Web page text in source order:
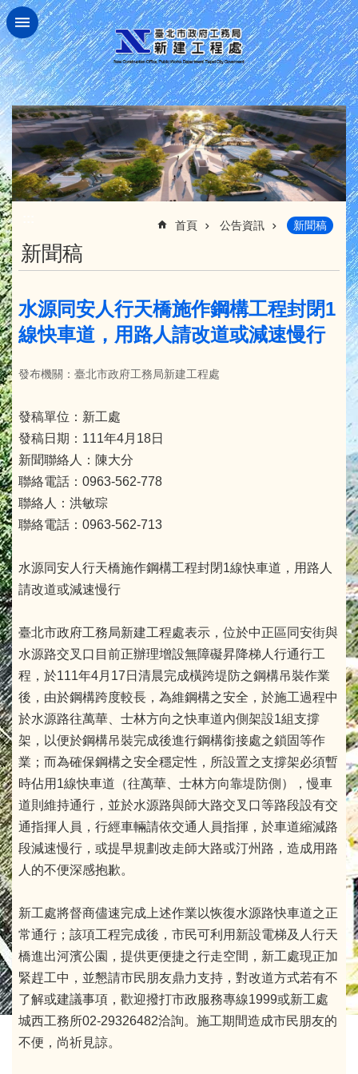
跳到主要內容區塊
首頁 公告資訊 新聞稿
新聞稿
水源同安人行天橋施作鋼構工程封閉1
線快車道，用路人請改道或減速慢行
發布機關：臺北市政府工務局新建工程處
發稿單位：新工處
發稿日期：111年4月18日
新聞聯絡人：陳大分
聯絡電話：0963-562-778
聯絡人：洪敏琮
聯絡電話：0963-562-713
水源同安人行天橋施作鋼構工程封閉1線快車道，用路人
請改道或減速慢行
臺北市政府工務局新建工程處表示，位於中正區同安街與
水源路交叉口目前正辦理增設無障礙昇降梯人行通行工
程，於111年4月17日清晨完成橫跨堤防之鋼構吊裝作業
後，由於鋼構跨度較長，為維鋼構之安全，於施工過程中
於水源路往萬華、士林方向之快車道內側架設1組支撐
架，以便於鋼構吊裝完成後進行鋼構銜接處之鎖固等作
業；而為確保鋼構之安全穩定性，所設置之支撐架必須暫
時佔用1線快車道（往萬華、士林方向靠堤防側），慢車
道則維持通行，並於水源路與師大路交叉口等路段設有交
通指揮人員，行經車輛請依交通人員指揮，於車道縮減路
段減速慢行，或提早規劃改走師大路或汀州路，造成用路
人的不便深感抱歉。
新工處將督商儘速完成上述作業以恢復水源路快車道之正
常通行；該項工程完成後，市民可利用新設電梯及人行天
橋進出河濱公園，提供更便捷之行走空間，新工處現正加
緊趕工中，並懇請市民朋友鼎力支持，對改道方式若有不
了解或建議事項，歡迎撥打市政服務專線1999或新工處
城西工務所02-29326482洽詢。施工期間造成市民朋友的
不便，尚祈見諒。